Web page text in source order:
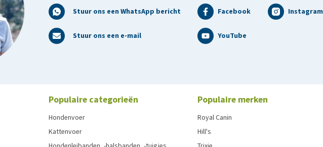
Stuur ons een WhatsApp bericht
Stuur ons een e-mail
Facebook Instagram
YouTube
Populaire categorieën
Hondenvoer
Kattenvoer
Populaire merken
Royal Canin
Hill's